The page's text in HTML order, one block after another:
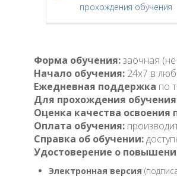
прохождения обучения
Форма обучения:заочная
Начало обучения: 24x7 в
Ежедневная поддержка по
Для прохождения
Оценка качества освоения
Оплата обучения:
Справка об обучении:
Удостоверение о
Электронная версия